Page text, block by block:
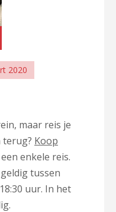
2020
maar reis je
terug? Koop
een enkele reis.
tussen
uur. In het